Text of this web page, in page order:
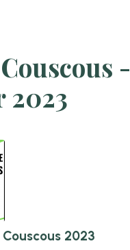
-
2023
2023